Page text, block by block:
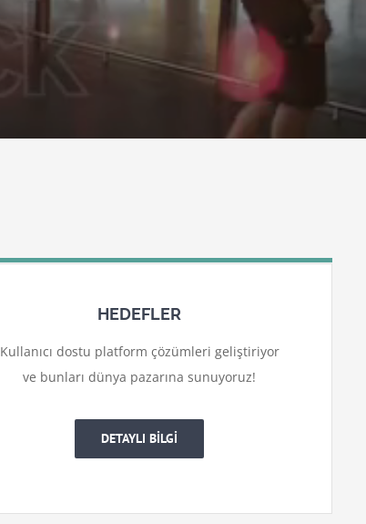
HEDEFLER
Kullanıcı dostu platform çözümleri geliştiriyor
ve bunları dünya pazarına sunuyoruz!
DETAYLI BİLGİ